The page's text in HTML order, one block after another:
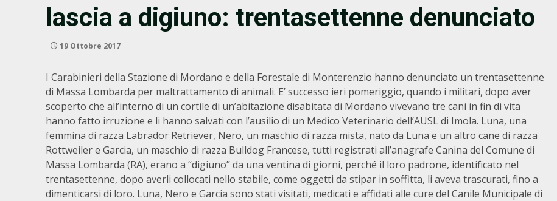
lascia a digiuno: trentasettenne denunciato
19 Ottobre 2017
I Carabinieri della Stazione di Mordano e della Forestale di Monterenzio hanno denunciato un trentasettenne
di Massa Lombarda per maltrattamento di animali. E’ successo ieri pomeriggio, quando i militari, dopo aver
scoperto che all’interno di un cortile di un’abitazione disabitata di Mordano vivevano tre cani in fin di vita
hanno fatto irruzione e li hanno salvati con l’ausilio di un Medico Veterinario dell’AUSL di Imola. Luna, una
femmina di razza Labrador Retriever, Nero, un maschio di razza mista, nato da Luna e un altro cane di razza
Rottweiler e Garcia, un maschio di razza Bulldog Francese, tutti registrati all’anagrafe Canina del Comune di
Massa Lombarda (RA), erano a “digiuno” da una ventina di giorni, perché il loro padrone, identificato nel
trentasettenne, dopo averli collocati nello stabile, come oggetti da stipar in soffitta, li aveva trascurati, fino a
dimenticarsi di loro. Luna, Nero e Garcia sono stati visitati, medicati e affidati alle cure del Canile Municipale di